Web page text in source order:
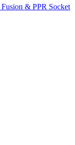
& PPR Socket